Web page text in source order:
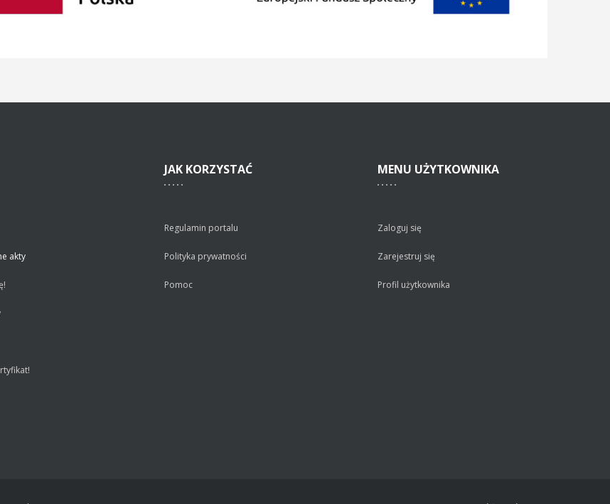
akty
JAK KORZYSTAĆ
Regulamin portalu
Polityka prywatności
Pomoc
MENU UŻYTKOWNIKA
Zaloguj się
Zarejestruj się
Profil użytkownika